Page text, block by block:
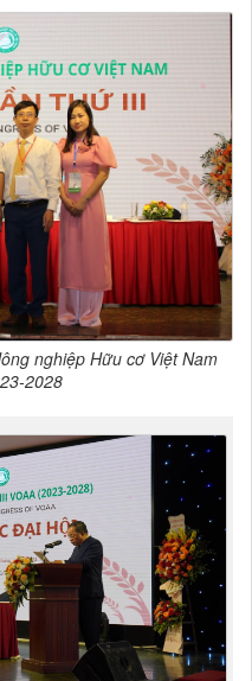
nghiệp Hữu cơ Việt Nam
2028